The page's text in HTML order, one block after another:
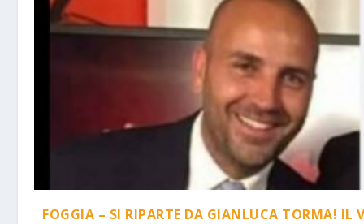
FOGGIA – SI RIPARTE DA GIANLUCA TORMA! IL